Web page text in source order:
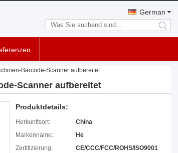
German
search
Barcode-Scanner aufbereitet
Scanner aufbereitet
Produktdetails:
Herkunftsort:
China
Markenname:
He
Zertifizierung:
CE/CCC/FCC/ROHS/ISO9001